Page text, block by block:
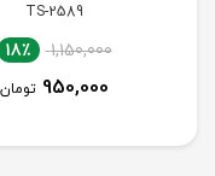
TS-2589
1,150,000 18٪
950,000 تومان